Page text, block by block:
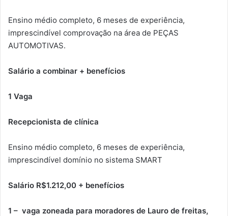
Ensino médio completo, 6 meses de experiência,
imprescindível comprovação na área de PEÇAS
AUTOMOTIVAS.
Salário a combinar + benefícios
1 Vaga
Recepcionista de clínica
Ensino médio completo, 6 meses de experiência,
imprescindível domínio no sistema SMART
Salário R$1.212,00 + benefícios
1 – vaga zoneada para moradores de Lauro de freitas,